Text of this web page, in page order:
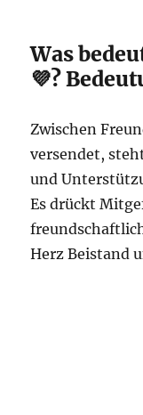
Was
💜?
Zwischen
versendet,
und
Es drückt
Herz Beistand